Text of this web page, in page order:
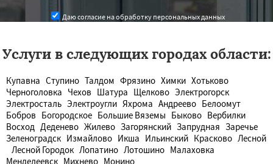
Даю согласие на обработку персональных данных
Услуги в следующих городах области:
Купавна Ступино Талдом Фрязино Химки Хотьково
Черноголовка Чехов Шатура Щелково Электрогорск
Электросталь Электроугли Яхрома Андреево Белоомут
Бобров Богородское Большие Вяземы Быково Вербилки
Восход Деденево Жилево Загорянский Запрудная Заречье
Зеленоградск Измайлово Икша Ильинский Красково Лесной
Лесной Городок Лопатино Лотошино Малаховка
Менделеевск Михнево Монино